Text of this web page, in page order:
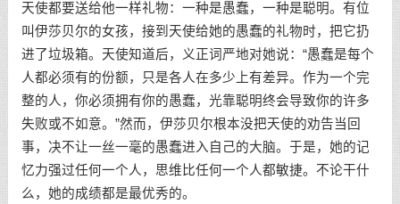
天使都要送给他一样礼物：一种是愚蠢，一种是聪明。有位
叫伊莎贝尔的女孩，接到天使给她的愚蠢的礼物时，把它扔
进了垃圾箱。天使知道后，义正词严地对她说：“愚蠢是每个
人都必须有的份额，只是各人在多少上有差异。作为一个完
整的人，你必须拥有你的愚蠢，光靠聪明终会导致你的许多
失败或不如意。”然而，伊莎贝尔根本没把天使的劝告当回
事，决不让一丝一毫的愚蠢进入自己的大脑。于是，她的记
忆力强过任何一个人，思维比任何一个人都敏捷。不论干什
么，她的成绩都是最优秀的。